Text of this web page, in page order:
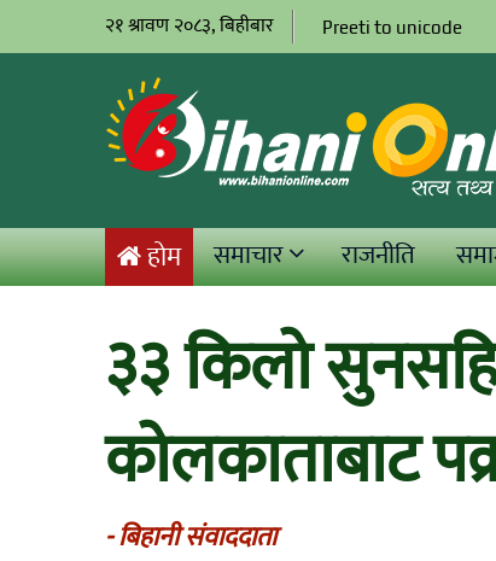
२१ श्रावण २०८३, बिहीबार Preeti to unicode
होम समाचार राजनीति
३३ किलो
कोलकाताबाट
- बिहानी संवाददाता